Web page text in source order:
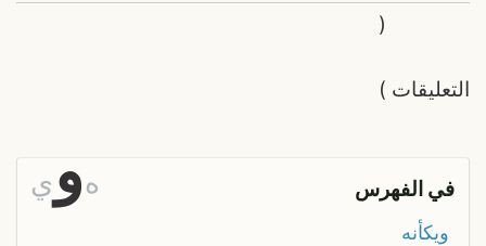
التعليقات
(
)
في الفهرس هو ي
ويكأنه